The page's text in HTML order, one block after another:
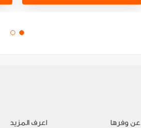
عن وفرها اعرف المزيد